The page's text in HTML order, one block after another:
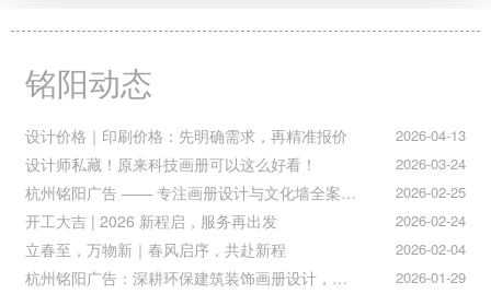
铭阳动态
2026-04-13
设计价格｜印刷价格：先明确需求，再精准报价
2026-03-24
设计师私藏！原来科技画册可以这么好看！
2026-02-25
杭州铭阳广告 —— 专注画册设计与文化墙全案落地
2026-02-24
开工大吉 | 2026 新程启，服务再出发
2026-02-04
立春至，万物新｜春风启序，共赴新程
2026-01-29
杭州铭阳广告：深耕环保建筑装饰画册设计，赋能空间美学与可持续发展